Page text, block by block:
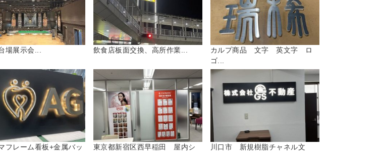
場展示会... 飲食店板面交換、高所作業...
カルプ商品 文字 英文字 ロ
ゴ...
フレーム看板+金属バッ
東京都新宿区西早稲田 屋内シ
川口市 新規樹脂チャネル文